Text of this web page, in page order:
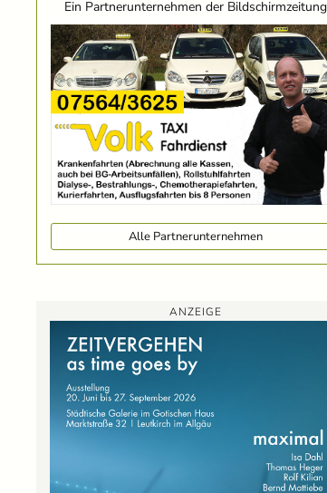
Ein Partnerunternehmen der Bildschirmzeitung
Alle Partnerunternehmen
ANZEIGE